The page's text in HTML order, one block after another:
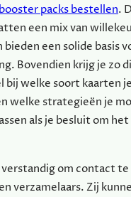
packs bestellen.
een mix van
bieden een solide basis
Bovendien krijg je zo
bij welke soort kaarten je
welke strategieën je
als je besluit om
om contact te
verzamelaars. Zij